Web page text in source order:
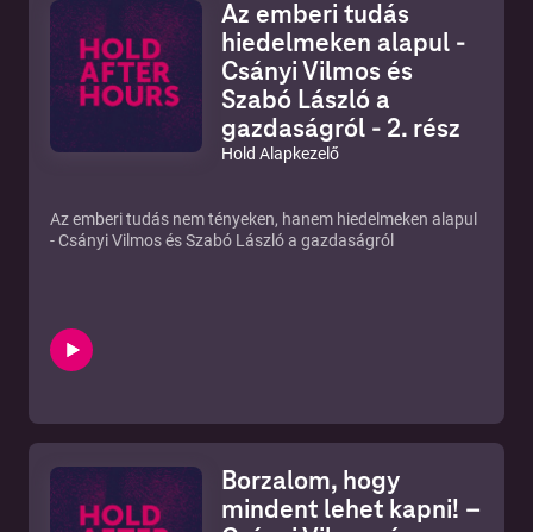
Az emberi tudás
hiedelmeken alapul -
Csányi Vilmos és
Szabó László a
gazdaságról - 2. rész
Hold Alapkezelő
Az emberi tudás nem tényeken, hanem hiedelmeken alapul
- Csányi Vilmos és Szabó László a gazdaságról
Borzalom, hogy
mindent lehet kapni! –